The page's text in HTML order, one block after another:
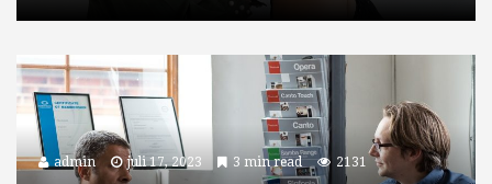
admin juli 17, 2023 3 min read 2131